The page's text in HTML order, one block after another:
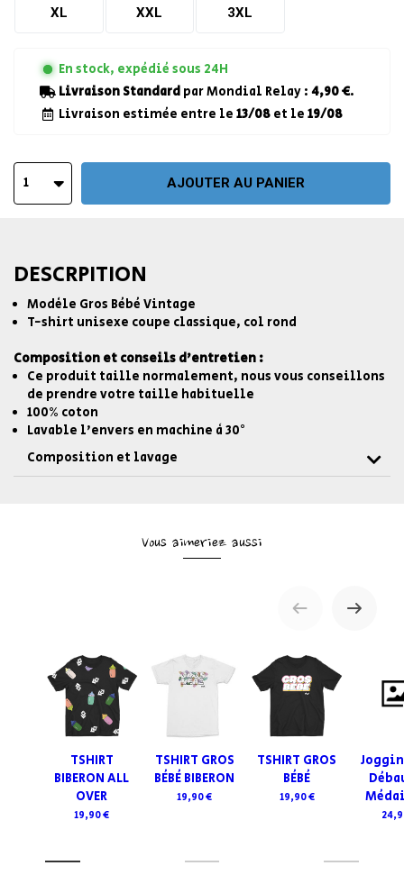
XL XXL 3XL
En stock, expédié sous 24H
Livraison Standard par Mondial Relay : 4,90 €.
Livraison estimée entre le 13/08 et le 19/08
1 AJOUTER AU PANIER
DESCRPITION
Modèle Gros Bébé Vintage
T-shirt unisexe coupe classique, col rond
Composition et conseils d'entretien :
Ce produit taille normalement, nous vous conseillons
de prendre votre taille habituelle
100% coton
Lavable l'envers en machine à 30°
Composition et lavage
Vous aimeriez aussi
TSHIRT
BIBERON ALL
OVER
19,90 €
TSHIRT GROS
BÉBÉ BIBERON
19,90 €
TSHIRT GROS
BÉBÉ
19,90 €